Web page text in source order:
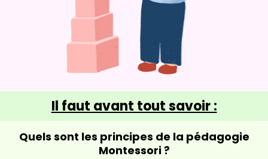
Il faut avant tout savoir :
Quels sont les principes de la pédagogie
Montessori ?